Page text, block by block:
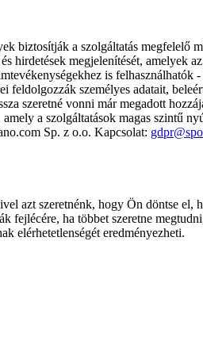
biztosítják a szolgáltatás megfelelő
hirdetések megjelenítését, amelyek
is felhasználhatók
személyes adatait,
szeretné vonni már megadott
a szolgáltatások magas szintű
Sp. z o.o. Kapcsolat:
azt szeretnénk, hogy Ön döntse el,
fejlécére, ha többet szeretne
elérhetetlenségét eredményezheti.